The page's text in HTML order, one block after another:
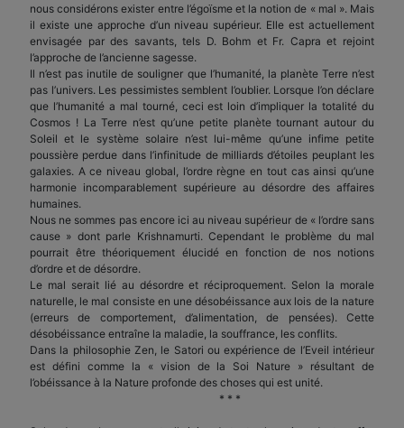
nous considérons exister entre l’égoïsme et la notion de « mal ». Mais
il existe une approche d’un niveau supérieur. Elle est actuellement
envisagée par des savants, tels D. Bohm et Fr. Capra et rejoint
l’approche de l’ancienne sagesse.
Il n’est pas inutile de souligner que l’humanité, la planète Terre n’est
pas l’univers. Les pessimistes semblent l’oublier. Lorsque l’on déclare
que l’humanité a mal tourné, ceci est loin d’impliquer la totalité du
Cosmos ! La Terre n’est qu’une petite planète tournant autour du
Soleil et le système solaire n’est lui-même qu’une infime petite
poussière perdue dans l’infinitude de milliards d’étoiles peuplant les
galaxies. A ce niveau global, l’ordre règne en tout cas ainsi qu’une
harmonie incomparablement supérieure au désordre des affaires
humaines.
Nous ne sommes pas encore ici au niveau supérieur de « l’ordre sans
cause » dont parle Krishnamurti. Cependant le problème du mal
pourrait être théoriquement élucidé en fonction de nos notions
d’ordre et de désordre.
Le mal serait lié au désordre et réciproquement. Selon la morale
naturelle, le mal consiste en une désobéissance aux lois de la nature
(erreurs de comportement, d’alimentation, de pensées). Cette
désobéissance entraîne la maladie, la souffrance, les conflits.
Dans la philosophie Zen, le Satori ou expérience de l’Eveil intérieur
est défini comme la « vision de la Soi Nature » résultant de
l’obéissance à la Nature profonde des choses qui est unité.
* * *